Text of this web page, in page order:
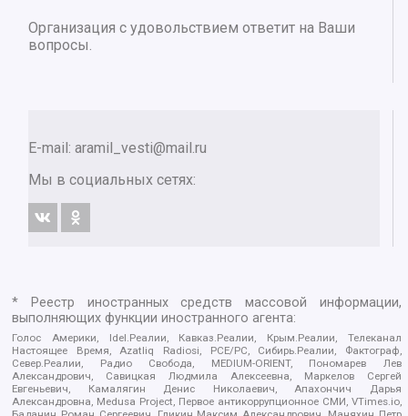
Организация с удовольствием ответит на Ваши
вопросы.
E-mail: aramil_vesti@mail.ru
Мы в социальных сетях:
* Реестр иностранных средств массовой информации,
выполняющих функции иностранного агента:
Голос Америки, Idel.Реалии, Кавказ.Реалии, Крым.Реалии, Телеканал
Настоящее Время, Azatliq Radiosi, PCE/PC, Сибирь.Реалии, Фактограф,
Север.Реалии, Радио Свобода, MEDIUM-ORIENT, Пономарев Лев
Александрович, Савицкая Людмила Алексеевна, Маркелов Сергей
Евгеньевич, Камалягин Денис Николаевич, Апахончич Дарья
Александровна, Medusa Project, Первое антикоррупционное СМИ, VTimes.io,